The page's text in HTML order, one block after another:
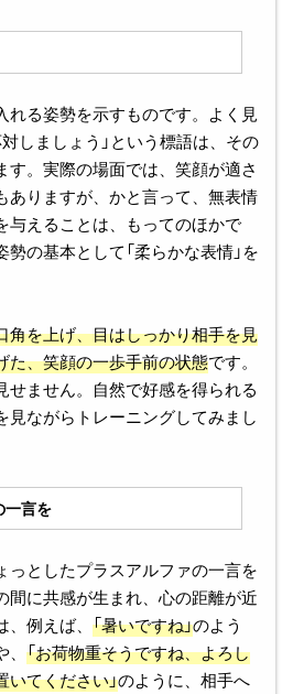
る姿勢を示すものです。よく見
しましょう」という標語は、その
す。実際の場面では、笑顔が適さ
ありますが、かと言って、無表情
与えることは、もってのほかで
の基本として「柔らかな表情」を
を上げ、目はしっかり相手を見
た、笑顔の一歩手前の状態です。
せません。自然で好感を得られる
見ながらトレーニングしてみまし
言を
としたプラスアルファの一言を
間に共感が生まれ、心の距離が近
例えば、 「暑いですね」のよう
「お荷物重そうですね、よろし
てください」のように、相手へ